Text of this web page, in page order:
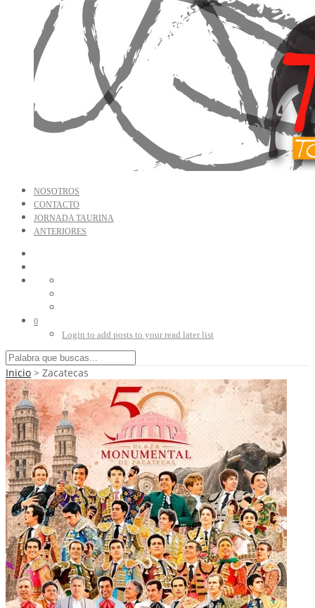
NOSOTROS
CONTACTO
JORNADA TAURINA
ANTERIORES
0
Login to add posts to your read later list
Inicio > Zacatecas